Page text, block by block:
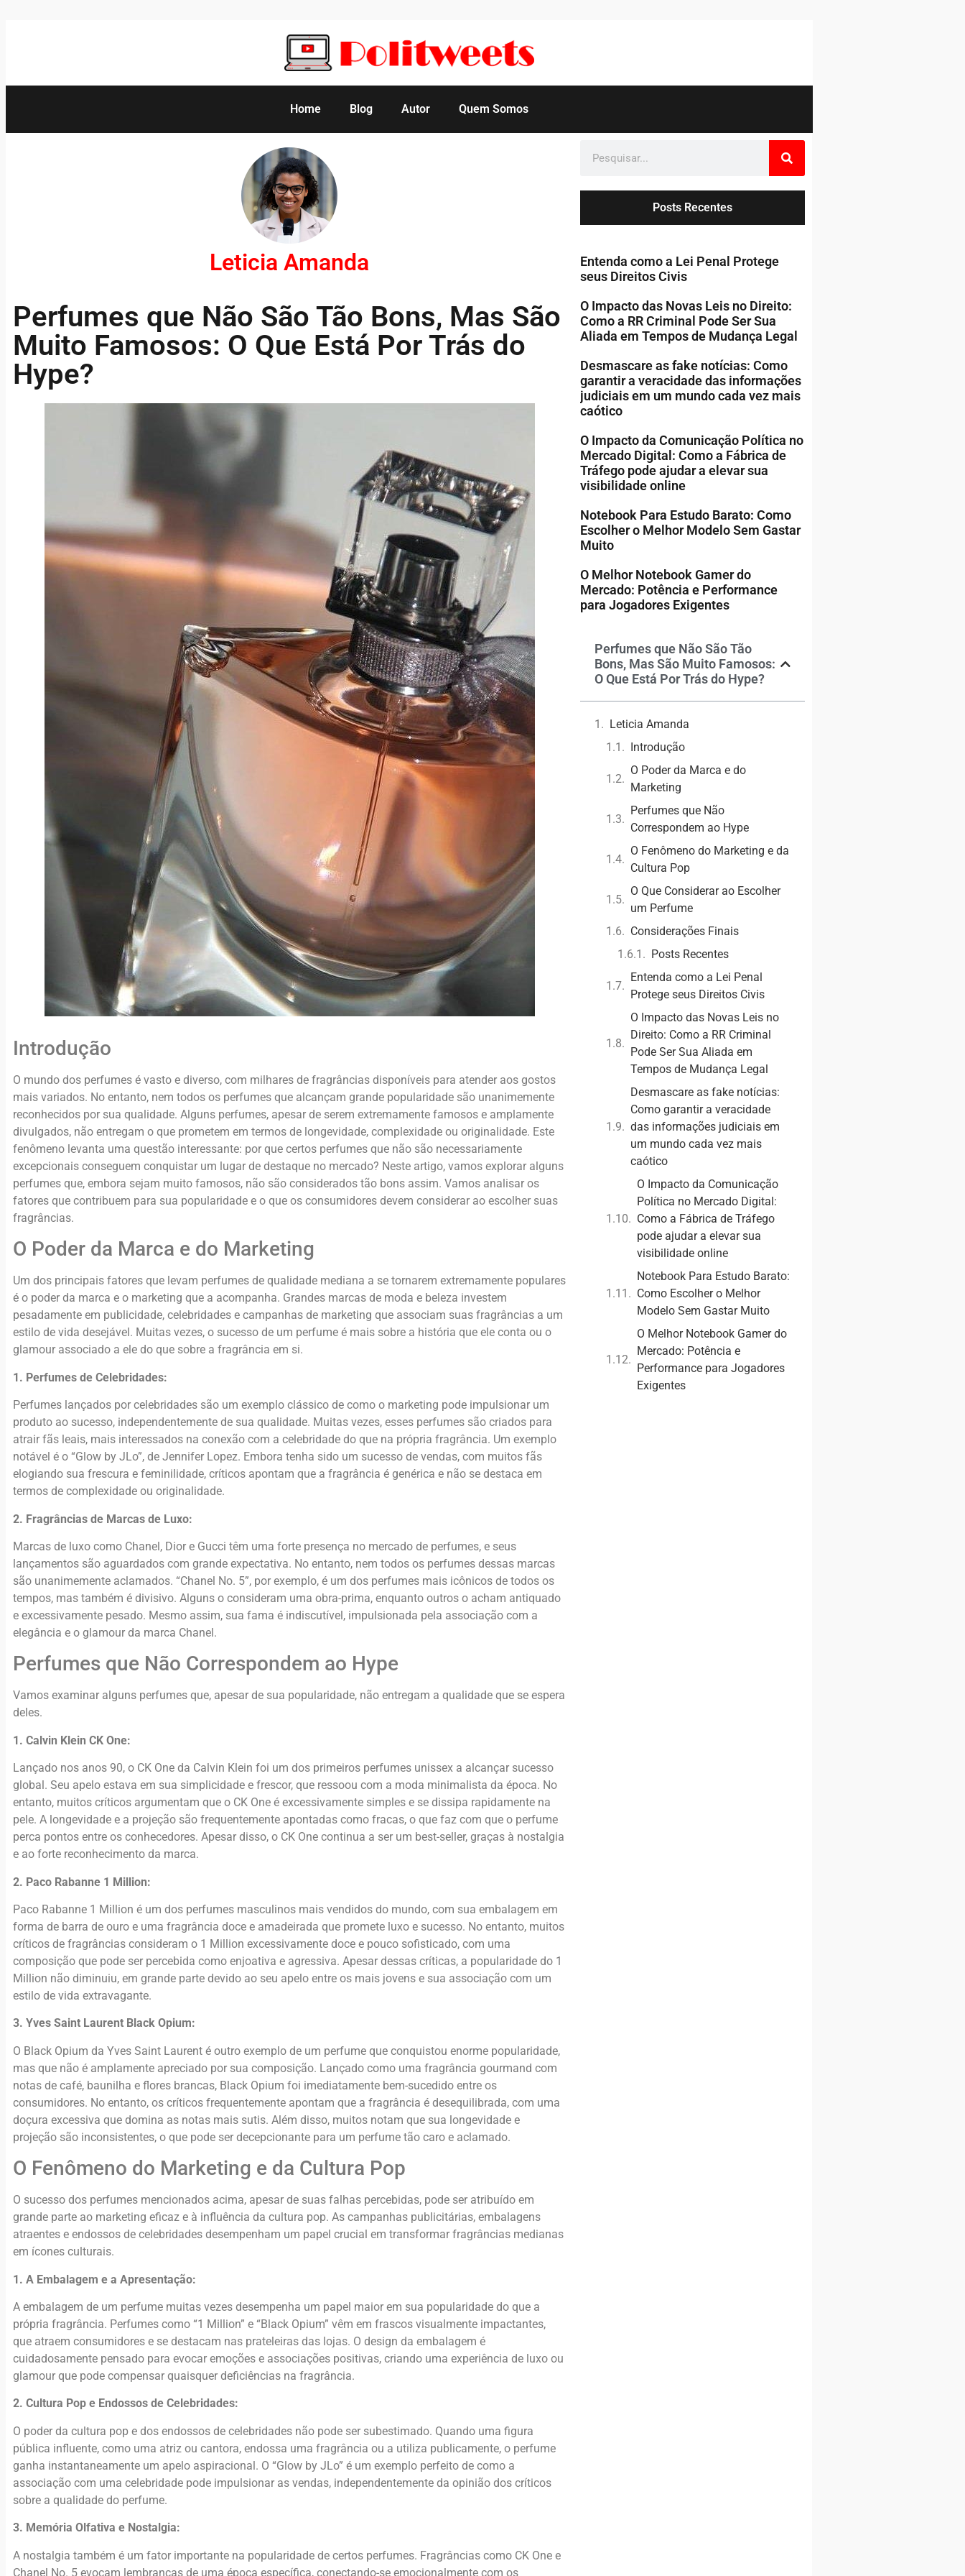
Home Blog Autor Quem Somos
Leticia Amanda
Perfumes que Não São Tão Bons, Mas São
Muito Famosos: O Que Está Por Trás do
Hype?
Introdução
O mundo dos perfumes é vasto e diverso, com milhares de fragrâncias disponíveis para atender aos gostos
mais variados. No entanto, nem todos os perfumes que alcançam grande popularidade são unanimemente
reconhecidos por sua qualidade. Alguns perfumes, apesar de serem extremamente famosos e amplamente
divulgados, não entregam o que prometem em termos de longevidade, complexidade ou originalidade. Este
fenômeno levanta uma questão interessante: por que certos perfumes que não são necessariamente
excepcionais conseguem conquistar um lugar de destaque no mercado? Neste artigo, vamos explorar alguns
perfumes que, embora sejam muito famosos, não são considerados tão bons assim. Vamos analisar os
fatores que contribuem para sua popularidade e o que os consumidores devem considerar ao escolher suas
fragrâncias.
O Poder da Marca e do Marketing
Um dos principais fatores que levam perfumes de qualidade mediana a se tornarem extremamente populares
é o poder da marca e o marketing que a acompanha. Grandes marcas de moda e beleza investem
pesadamente em publicidade, celebridades e campanhas de marketing que associam suas fragrâncias a um
estilo de vida desejável. Muitas vezes, o sucesso de um perfume é mais sobre a história que ele conta ou o
glamour associado a ele do que sobre a fragrância em si.
1. Perfumes de Celebridades:
Perfumes lançados por celebridades são um exemplo clássico de como o marketing pode impulsionar um
produto ao sucesso, independentemente de sua qualidade. Muitas vezes, esses perfumes são criados para
atrair fãs leais, mais interessados na conexão com a celebridade do que na própria fragrância. Um exemplo
notável é o “Glow by JLo”, de Jennifer Lopez. Embora tenha sido um sucesso de vendas, com muitos fãs
elogiando sua frescura e feminilidade, críticos apontam que a fragrância é genérica e não se destaca em
termos de complexidade ou originalidade.
2. Fragrâncias de Marcas de Luxo:
Marcas de luxo como Chanel, Dior e Gucci têm uma forte presença no mercado de perfumes, e seus
lançamentos são aguardados com grande expectativa. No entanto, nem todos os perfumes dessas marcas
são unanimemente aclamados. “Chanel No. 5”, por exemplo, é um dos perfumes mais icônicos de todos os
tempos, mas também é divisivo. Alguns o consideram uma obra-prima, enquanto outros o acham antiquado
e excessivamente pesado. Mesmo assim, sua fama é indiscutível, impulsionada pela associação com a
elegância e o glamour da marca Chanel.
Perfumes que Não Correspondem ao Hype
Vamos examinar alguns perfumes que, apesar de sua popularidade, não entregam a qualidade que se espera
deles.
1. Calvin Klein CK One:
Lançado nos anos 90, o CK One da Calvin Klein foi um dos primeiros perfumes unissex a alcançar sucesso
global. Seu apelo estava em sua simplicidade e frescor, que ressoou com a moda minimalista da época. No
entanto, muitos críticos argumentam que o CK One é excessivamente simples e se dissipa rapidamente na
pele. A longevidade e a projeção são frequentemente apontadas como fracas, o que faz com que o perfume
perca pontos entre os conhecedores. Apesar disso, o CK One continua a ser um best-seller, graças à nostalgia
e ao forte reconhecimento da marca.
2. Paco Rabanne 1 Million:
Paco Rabanne 1 Million é um dos perfumes masculinos mais vendidos do mundo, com sua embalagem em
forma de barra de ouro e uma fragrância doce e amadeirada que promete luxo e sucesso. No entanto, muitos
críticos de fragrâncias consideram o 1 Million excessivamente doce e pouco sofisticado, com uma
composição que pode ser percebida como enjoativa e agressiva. Apesar dessas críticas, a popularidade do 1
Million não diminuiu, em grande parte devido ao seu apelo entre os mais jovens e sua associação com um
estilo de vida extravagante.
3. Yves Saint Laurent Black Opium:
O Black Opium da Yves Saint Laurent é outro exemplo de um perfume que conquistou enorme popularidade,
mas que não é amplamente apreciado por sua composição. Lançado como uma fragrância gourmand com
notas de café, baunilha e flores brancas, Black Opium foi imediatamente bem-sucedido entre os
consumidores. No entanto, os críticos frequentemente apontam que a fragrância é desequilibrada, com uma
doçura excessiva que domina as notas mais sutis. Além disso, muitos notam que sua longevidade e
projeção são inconsistentes, o que pode ser decepcionante para um perfume tão caro e aclamado.
O Fenômeno do Marketing e da Cultura Pop
O sucesso dos perfumes mencionados acima, apesar de suas falhas percebidas, pode ser atribuído em
grande parte ao marketing eficaz e à influência da cultura pop. As campanhas publicitárias, embalagens
atraentes e endossos de celebridades desempenham um papel crucial em transformar fragrâncias medianas
em ícones culturais.
1. A Embalagem e a Apresentação:
A embalagem de um perfume muitas vezes desempenha um papel maior em sua popularidade do que a
própria fragrância. Perfumes como “1 Million” e “Black Opium” vêm em frascos visualmente impactantes,
que atraem consumidores e se destacam nas prateleiras das lojas. O design da embalagem é
cuidadosamente pensado para evocar emoções e associações positivas, criando uma experiência de luxo ou
glamour que pode compensar quaisquer deficiências na fragrância.
2. Cultura Pop e Endossos de Celebridades:
O poder da cultura pop e dos endossos de celebridades não pode ser subestimado. Quando uma figura
pública influente, como uma atriz ou cantora, endossa uma fragrância ou a utiliza publicamente, o perfume
ganha instantaneamente um apelo aspiracional. O “Glow by JLo” é um exemplo perfeito de como a
associação com uma celebridade pode impulsionar as vendas, independentemente da opinião dos críticos
sobre a qualidade do perfume.
3. Memória Olfativa e Nostalgia:
A nostalgia também é um fator importante na popularidade de certos perfumes. Fragrâncias como CK One e
Chanel No. 5 evocam lembranças de uma época específica, conectando-se emocionalmente com os
Posts Recentes
Entenda como a Lei Penal Protege
seus Direitos Civis
O Impacto das Novas Leis no Direito:
Como a RR Criminal Pode Ser Sua
Aliada em Tempos de Mudança Legal
Desmascare as fake notícias: Como
garantir a veracidade das informações
judiciais em um mundo cada vez mais
caótico
O Impacto da Comunicação Política no
Mercado Digital: Como a Fábrica de
Tráfego pode ajudar a elevar sua
visibilidade online
Notebook Para Estudo Barato: Como
Escolher o Melhor Modelo Sem Gastar
Muito
O Melhor Notebook Gamer do
Mercado: Potência e Performance
para Jogadores Exigentes
Perfumes que Não São Tão
Bons, Mas São Muito Famosos:
O Que Está Por Trás do Hype?
Leticia Amanda
Introdução
O Poder da Marca e do
Marketing
Perfumes que Não
Correspondem ao Hype
O Fenômeno do Marketing e da
Cultura Pop
O Que Considerar ao Escolher
um Perfume
Considerações Finais
Posts Recentes
Entenda como a Lei Penal
Protege seus Direitos Civis
O Impacto das Novas Leis no
Direito: Como a RR Criminal
Pode Ser Sua Aliada em
Tempos de Mudança Legal
Desmascare as fake notícias:
Como garantir a veracidade
das informações judiciais em
um mundo cada vez mais
caótico
O Impacto da Comunicação
Política no Mercado Digital:
Como a Fábrica de Tráfego
pode ajudar a elevar sua
visibilidade online
Notebook Para Estudo Barato:
Como Escolher o Melhor
Modelo Sem Gastar Muito
O Melhor Notebook Gamer do
Mercado: Potência e
Performance para Jogadores
Exigentes